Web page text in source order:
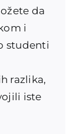
da
i
studenti
razlika,
iste